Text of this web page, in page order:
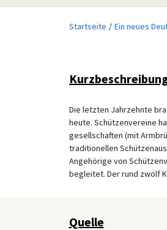
Startseite Ein neues
Die letzten Jahrzehnte
heute. Schützenvereine
gesellschaften (mit
traditionellen
Angehörige von
begleitet. Der rund zwölf
Quelle